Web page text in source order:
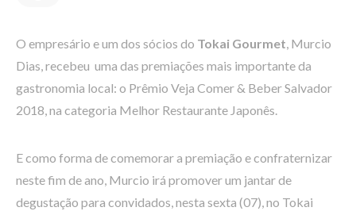
O empresário e um dos sócios do Tokai Gourmet , Murcio
Dias, recebeu uma das premiações mais importante da
gastronomia local: o Prêmio Veja Comer & Beber Salvador
2018, na categoria Melhor Restaurante Japonês.
E como forma de comemorar a premiação e confraternizar
neste fim de ano, Murcio irá promover um jantar de
degustação para convidados, nesta sexta (07), no Tokai